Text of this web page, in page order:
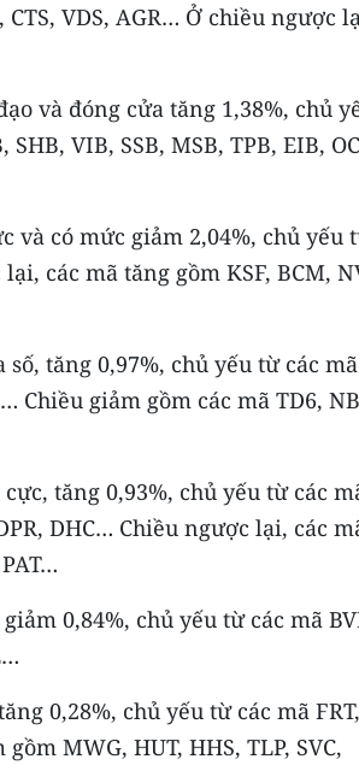
CTS, VDS, AGR… Ở chiều ngược
và đóng cửa tăng 1,38%, chủ
VIB, SSB, MSB, TPB, EIB,
và có mức giảm 2,04%, chủ yếu
các mã tăng gồm KSF, BCM,
tăng 0,97%, chủ yếu từ các mã
Chiều giảm gồm các mã TD6,
tăng 0,93%, chủ yếu từ các
DHC… Chiều ngược lại, các
0,84%, chủ yếu từ các mã
0,28%, chủ yếu từ các mã FRT,
MWG, HUT, HHS, TLP, SVC,